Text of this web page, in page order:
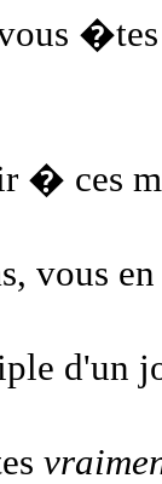
�tes
� ces
vous